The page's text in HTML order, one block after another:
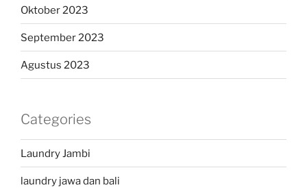
Oktober 2023
September 2023
Agustus 2023
Categories
Laundry Jambi
laundry jawa dan bali